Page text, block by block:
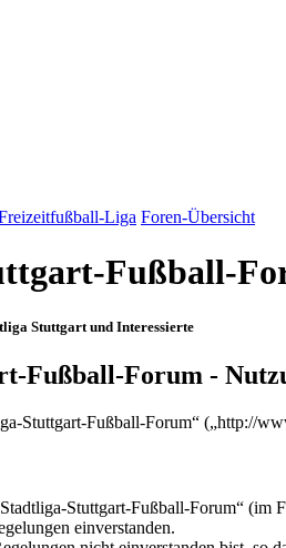
Liga Foren-Übersicht
Fußball-
Stuttgart und Interessierte
Fußball-Forum -
Stuttgart-Fußball-Forum“ („http://
Stuttgart-Fußball-Forum“ (im
einverstanden.